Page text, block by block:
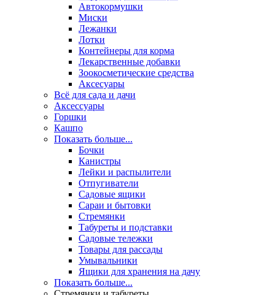
Автокормушки
Миски
Лежанки
Лотки
Контейнеры для корма
Лекарственные добавки
Зоокосметические средства
Аксесуары
Всё для сада и дачи
Аксессуары
Горшки
Кашпо
Показать больше...
Бочки
Канистры
Лейки и распылители
Отпугиватели
Садовые ящики
Сараи и бытовки
Стремянки
Табуреты и подставки
Садовые тележки
Товары для рассады
Умывальники
Ящики для хранения на дачу
Показать больше...